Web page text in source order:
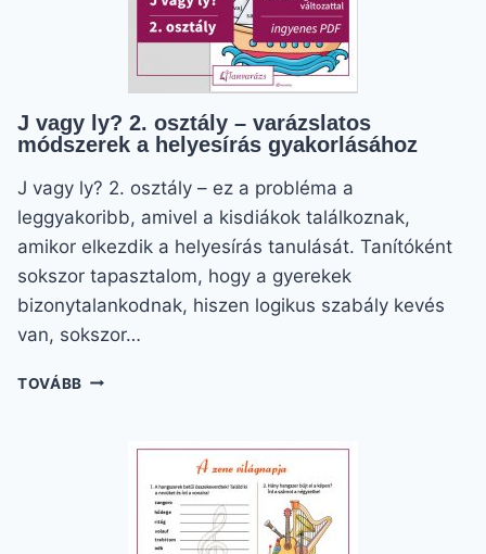
J vagy ly? 2. osztály – varázslatos
módszerek a helyesírás gyakorlásához
J vagy ly? 2. osztály – ez a probléma a
leggyakoribb, amivel a kisdiákok találkoznak,
amikor elkezdik a helyesírás tanulását. Tanítóként
sokszor tapasztalom, hogy a gyerekek
bizonytalankodnak, hiszen logikus szabály kevés
van, sokszor…
TOVÁBB J
VARÁZSLATOS
MÓDSZEREK